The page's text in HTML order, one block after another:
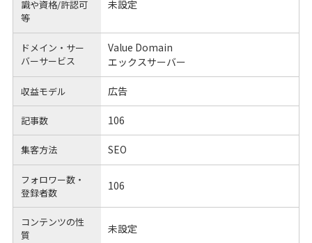
識や資格/許認可
等
未設定
ドメイン・サー
バーサービス
Value Domain
エックスサーバー
収益モデル 広告
記事数 106
集客方法 SEO
フォロワー数・
登録者数
106
コンテンツの性
質
未設定